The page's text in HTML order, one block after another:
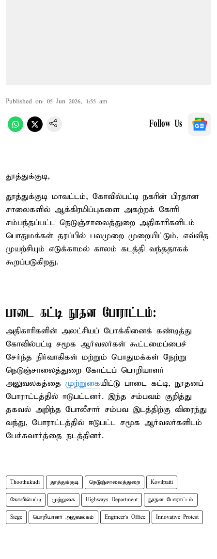
Published on: 05 Jun 2026, 1:55 am
Follow Us
தூத்துக்குடி,
தூத்துக்குடி மாவட்டம், கோவில்பட்டி நகரின் பிரதான
சாலைகளில் ஆக்கிரமிப்புகளை அகற்றக் கோரி
சம்பந்தப்பட்ட நெடுஞ்சாலைத்துறை அதிகாரிகளிடம்
பொதுமக்கள் தரப்பில் பலமுறை முறையிட்டும், எவ்வித
முயற்சியும் எடுக்காமல் காலம் கடத்தி வந்ததாகக்
கூறப்படுகிறது.
பாடை கட்டி நூதன போராட்டம்:
அதிகாரிகளின் அலட்சியப் போக்கினைக் கண்டித்து
கோவில்பட்டி சமூக ஆர்வலர்கள் கூட்டமைப்பைச்
சேர்ந்த நிர்வாகிகள் மற்றும் பொதுமக்கள் நேற்று
நெடுஞ்சாலைத்துறை கோட்டப் பொறியாளர்
அலுவலகத்தை முற்றுகையிட்டு பாடை கட்டி, நூதனப்
போராட்டத்தில் ஈடுபட்டனர். இந்த சம்பவம் குறித்து
தகவல் அறிந்த போலீசார் சம்பவ இடத்திற்கு விரைந்து
வந்து, போராட்டத்தில் ஈடுபட்ட சமூக ஆர்வலர்களிடம்
பேச்சுவார்த்தை நடத்தினர்.
Thoothukudi தூத்துக்குடி நெடுஞ்சாலைத்துறை Kovilpatti
கோவில்பட்டி முற்றுகை Highways Department நூதன போராட்டம்
Siege பொறியாளர் அலுவலகம் Engineer's Office Innovative Protest